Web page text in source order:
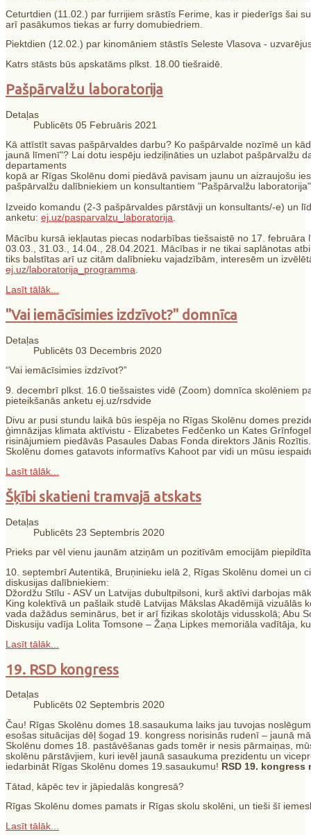
Ceturtdien (11.02.) par furrijiem srāstīs Ferime, kas ir piederīgs šai
arī pasākumos tiekas ar furry domubiedriem.
Piektdien (12.02.) par kinomāniem stāstīs Seleste Vlasova -
Katrs stāsts būs apskatāms plkst. 18.00 tiešraidē.
Pašpārvalžu laboratorija
Detaļas
Publicēts 05 Februāris 2021
Kā attīstīt savas pašpārvaldes darbu? Ko pašpārvalde nozīmē un
jaunā līmenī"? Lai dotu iespēju iedziļināties un uzlabot pašpārvalžu
departaments
kopā ar Rīgas Skolēnu domi piedāvā pavisam jaunu un aizraujošu
pašpārvalžu dalībniekiem un konsultantiem "Pašpārvalžu
Izveido komandu (2-3 pašpārvaldes pārstāvji un konsultants/-e) un
anketu: ej.uz/pasparvalzu_laboratorija.
Mācību kursā iekļautas piecas nodarbības tiešsaistē no 17.
03.03., 31.03., 14.04., 28.04.2021. Mācības ir ne tikai saplānotas
tiks balstītas arī uz citām dalībnieku vajadzībām, interesēm un
ej.uz/laboratorija_programma.
Lasīt tālāk...
"Vai iemācīsimies izdzīvot?" domnīca
Detaļas
Publicēts 03 Decembris 2020
“Vai iemācīsimies izdzīvot?”
9. decembrī plkst. 16.0 tiešsaistes vidē (Zoom) domnīca skolēniem
pieteikšanās anketu ej.uz/rsdvide
Divu ar pusi stundu laikā būs iespēja no Rīgas Skolēnu domes
ģimnāzijas klimata aktīvistu - Elizabetes Fedčenko un Kates
risinājumiem piedāvās Pasaules Dabas Fonda direktors Jānis
Skolēnu domes gatavots informatīvs Kahoot par vidi un mūsu
Lasīt tālāk...
Šķībi skatieni tramvajā atskats
Detaļas
Publicēts 23 Septembris 2020
Prieks par vēl vienu jaunām atziņām un pozitīvām emocijām
10. septembrī Autentikā, Bruņinieku ielā 2, Rīgas Skolēnu domei un
diskusijas dalībniekiem:
Džordžu Stīlu - ASV un Latvijas dubultpilsoni, kurš aktīvi darbojas
King kolektīvā un pašlaik studē Latvijas Mākslas Akadēmijā
vada dažādus seminārus, bet ir arī fizikas skolotājs vidusskolā; Abu
Diskusiju vadīja Lolita Tomsone – Žaņa Lipkes memoriāla vadītāja,
Lasīt tālāk...
19. RSD kongress
Detaļas
Publicēts 02 Septembris 2020
Čau! Rīgas Skolēnu domes 18.sasaukuma laiks jau tuvojas
esošas situācijas dēļ šogad 19. kongress norisinās rudenī – jaunā
Skolēnu domes 18. pastāvēšanas gads tomēr ir nesis pārmaiņas,
skolēnu pārstāvjiem, kuri ievēl jaunā sasaukuma prezidentu un
iedarbināt Rīgas Skolēnu domes 19.sasaukumu! RSD 19.
Tātad, kāpēc tev ir jāpiedalās kongresā?
Rīgas Skolēnu domes pamats ir Rīgas skolu skolēni, un tieši šī
Lasīt tālāk...